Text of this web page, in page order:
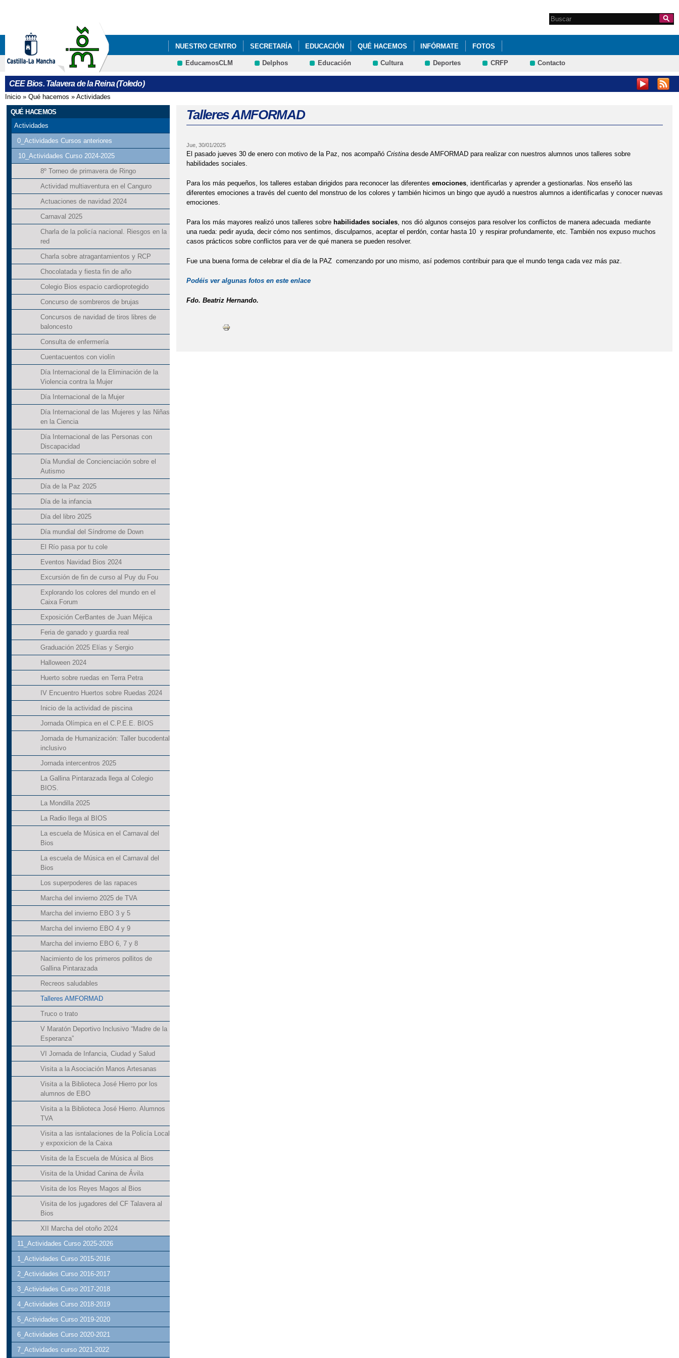
Formulario de
Search this site
NUESTRO CENTRO SECRETARÍA EDUCACIÓN QUÉ HACEMOS INFÓRMATE FOTOS
EducamosCLM Delphos Educación Cultura Deportes CRFP Contacto
CEE Bios. Talavera de la Reina (Toledo)
Se encuentra usted aquí
Inicio » Qué hacemos » Actividades
QUÉ HACEMOS
Actividades
0_Actividades Cursos anteriores
10_Actividades Curso 2024-2025
8º Torneo de primavera de Ringo
Actividad multiaventura en el Canguro
Actuaciones de navidad 2024
Carnaval 2025
Charla de la policía nacional. Riesgos en la
red
Charla sobre atragantamientos y RCP
Chocolatada y fiesta fin de año
Colegio Bios espacio cardioprotegido
Concurso de sombreros de brujas
Concursos de navidad de tiros libres de
baloncesto
Consulta de enfermería
Cuentacuentos con violín
Día Internacional de la Eliminación de la
Violencia contra la Mujer
Día Internacional de la Mujer
Día Internacional de las Mujeres y las Niñas
en la Ciencia
Día Internacional de las Personas con
Discapacidad
Día Mundial de Concienciación sobre el
Autismo
Día de la Paz 2025
Día de la infancia
Día del libro 2025
Día mundial del Síndrome de Down
El Río pasa por tu cole
Eventos Navidad Bios 2024
Excursión de fin de curso al Puy du Fou
Explorando los colores del mundo en el
Caixa Forum
Exposición CerBantes de Juan Méjica
Feria de ganado y guardia real
Graduación 2025 Elías y Sergio
Halloween 2024
Huerto sobre ruedas en Terra Petra
IV Encuentro Huertos sobre Ruedas 2024
Inicio de la actividad de piscina
Jornada Olímpica en el C.P.E.E. BIOS
Jornada de Humanización: Taller bucodental
inclusivo
Jornada intercentros 2025
La Gallina Pintarazada llega al Colegio
BIOS.
La Mondilla 2025
La Radio llega al BIOS
La escuela de Música en el Carnaval del
Bios
La escuela de Música en el Carnaval del
Bios
Los superpoderes de las rapaces
Marcha del invierno 2025 de TVA
Marcha del invierno EBO 3 y 5
Marcha del invierno EBO 4 y 9
Marcha del invierno EBO 6, 7 y 8
Nacimiento de los primeros pollitos de
Gallina Pintarazada
Recreos saludables
Talleres AMFORMAD
Truco o trato
V Maratón Deportivo Inclusivo “Madre de la
Esperanza”
VI Jornada de Infancia, Ciudad y Salud
Visita a la Asociación Manos Artesanas
Visita a la Biblioteca José Hierro por los
alumnos de EBO
Visita a la Biblioteca José Hierro. Alumnos
TVA
Visita a las isntalaciones de la Policía Local
y expoxicion de la Caixa
Visita de la Escuela de Música al Bios
Visita de la Unidad Canina de Ávila
Visita de los Reyes Magos al Bios
Visita de los jugadores del CF Talavera al
Bios
XII Marcha del otoño 2024
11_Actividades Curso 2025-2026
1_Actividades Curso 2015-2016
2_Actividades Curso 2016-2017
3_Actividades Curso 2017-2018
4_Actividades Curso 2018-2019
5_Actividades Curso 2019-2020
6_Actividades Curso 2020-2021
7_Actividades curso 2021-2022
Talleres AMFORMAD
Jue, 30/01/2025
El pasado jueves 30 de enero con motivo de la Paz, nos acompañó Cristina desde AMFORMAD para realizar con nuestros alumnos unos talleres sobre
habilidades sociales.
Para los más pequeños, los talleres estaban dirigidos para reconocer las diferentes emociones, identificarlas y aprender a gestionarlas. Nos enseñó las
diferentes emociones a través del cuento del monstruo de los colores y también hicimos un bingo que ayudó a nuestros alumnos a identificarlas y conocer nuevas
emociones.
Para los más mayores realizó unos talleres sobre habilidades sociales, nos dió algunos consejos para resolver los conflictos de manera adecuada mediante
una rueda: pedir ayuda, decir cómo nos sentimos, disculparnos, aceptar el perdón, contar hasta 10 y respirar profundamente, etc. También nos expuso muchos
casos prácticos sobre conflictos para ver de qué manera se pueden resolver.
Fue una buena forma de celebrar el día de la PAZ comenzando por uno mismo, así podemos contribuir para que el mundo tenga cada vez más paz.
Podéis ver algunas fotos en este enlace
Fdo. Beatriz Hernando.